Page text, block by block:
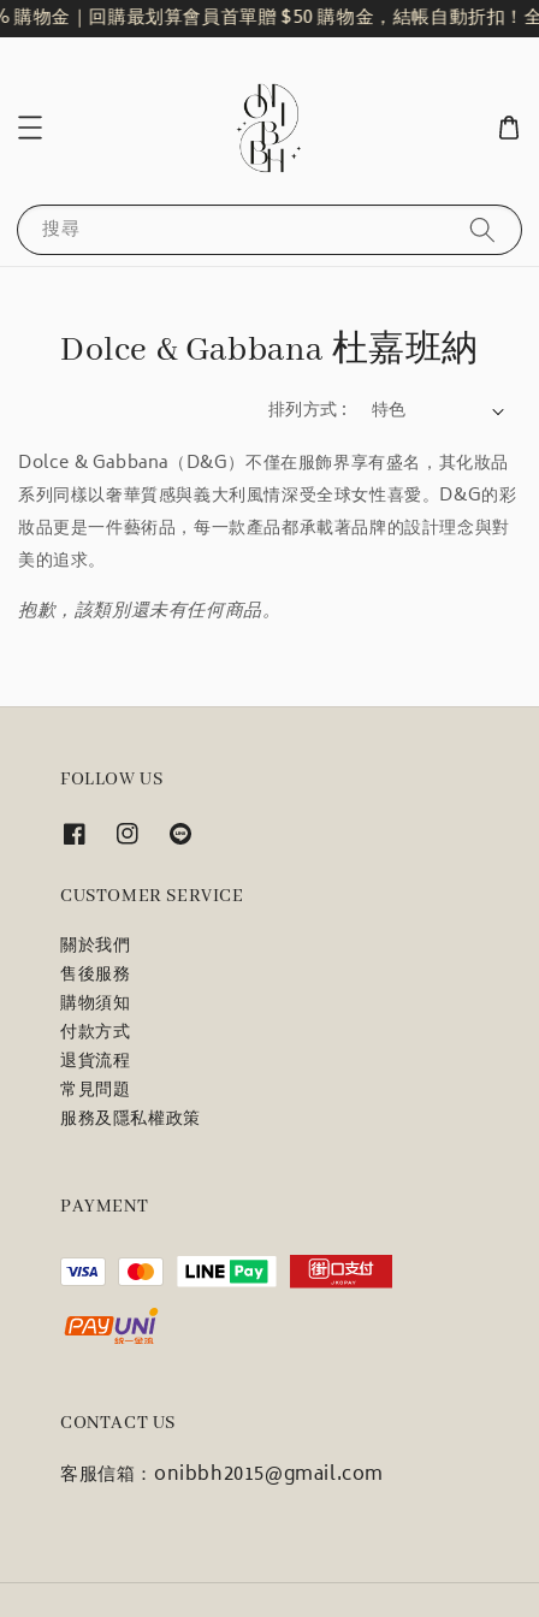
購物金｜回購最划算會員首單贈 $50 購物金，結帳自動折扣！
搜尋
Dolce & Gabbana 杜嘉班納
排列方式 :
Dolce & Gabbana（D&G）不僅在服飾界享有盛名，其化妝品
系列同樣以奢華質感與義大利風情深受全球女性喜愛。D&G的彩
妝品更是一件藝術品，每一款產品都承載著品牌的設計理念與對
美的追求。
抱歉，該類別還未有任何商品。
FOLLOW US
CUSTOMER SERVICE
關於我們
售後服務
購物須知
付款方式
退貨流程
常見問題
服務及隱私權政策
PAYMENT
CONTACT US
客服信箱：onibbh2015@gmail.com